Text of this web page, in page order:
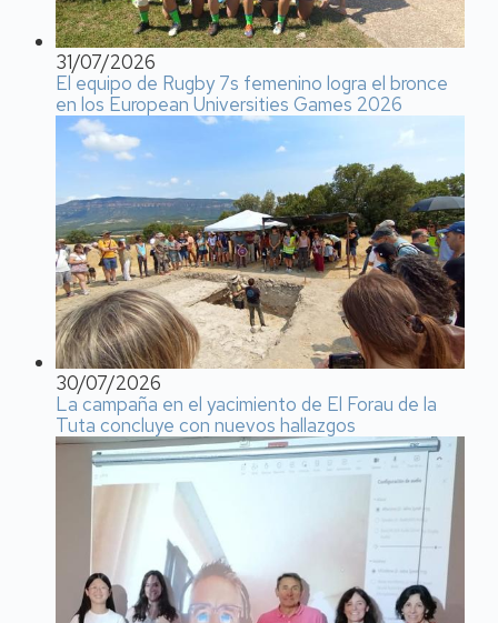
31/07/2026
El equipo de Rugby 7s femenino logra el bronce
en los European Universities Games 2026
30/07/2026
La campaña en el yacimiento de El Forau de la
Tuta concluye con nuevos hallazgos